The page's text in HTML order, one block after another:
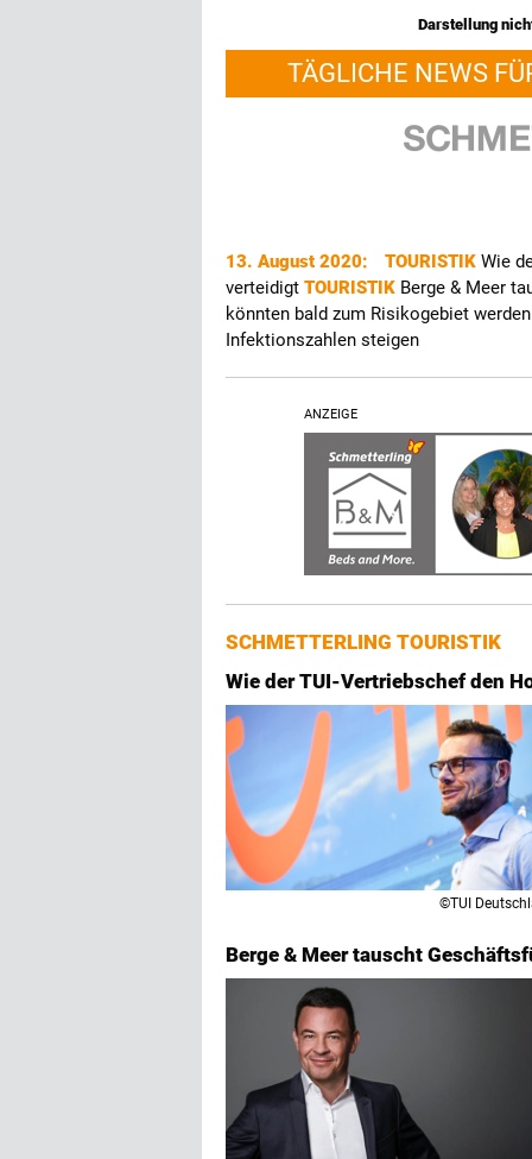
Darstellung
TÄGLICHE NEWS
13. August 2020: TOURISTIK Wie
verteidigt TOURISTIK Berge & Meer
könnten bald zum Risikogebiet
Infektionszahlen steigen
ANZEIGE
SCHMETTERLING TOURISTIK
Wie der TUI-Vertriebschef den
©TUI
Berge & Meer tauscht